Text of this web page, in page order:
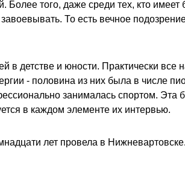
Более того, даже среди тех, кто имеет
То есть вечное
в детстве и юности. Практически все
- половина из них была в числе
занималась спортом. Эта
в каждом элементе их интервью.
лет провела в